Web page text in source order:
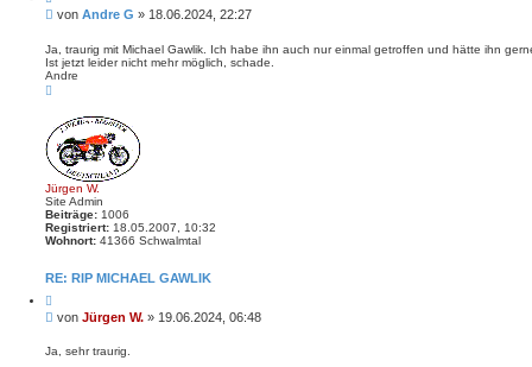
i
t
e
r
e
B
i
t
r
von Andre G » 18.06.2024, 22:27
Ja, traurig mit Michael Gawlik. Ich habe ihn auch nur einmal getroffen und hätte ihn
Ist jetzt leider nicht mehr möglich, schade.
Andre
h
o
b
e
Jürgen W.
Site Admin
Beiträge: 1006
Registriert: 18.05.2007, 10:32
Wohnort: 41366 Schwalmtal
RE: RIP MICHAEL GAWLIK
i
t
e
B
i
von Jürgen W. » 19.06.2024, 06:48
Ja, sehr traurig.